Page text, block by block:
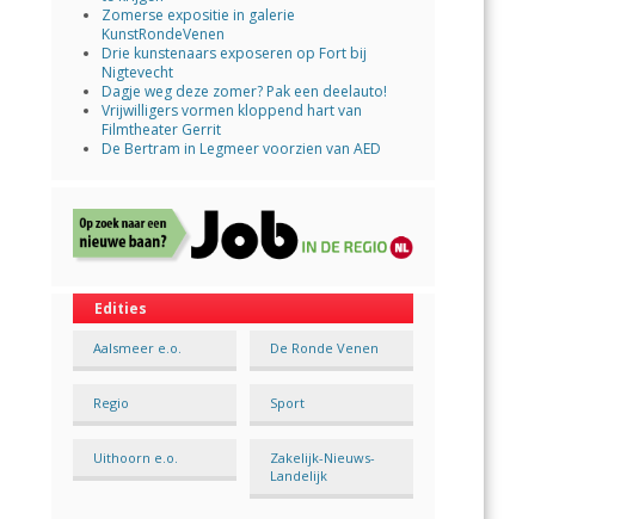
Zomerse expositie in galerie
KunstRondeVenen
Drie kunstenaars exposeren op Fort bij
Nigtevecht
Dagje weg deze zomer? Pak een deelauto!
Vrijwilligers vormen kloppend hart van
Filmtheater Gerrit
De Bertram in Legmeer voorzien van AED
Edities
Aalsmeer e.o. De Ronde Venen
Regio Sport
Uithoorn e.o.
Zakelijk-Nieuws-
Landelijk